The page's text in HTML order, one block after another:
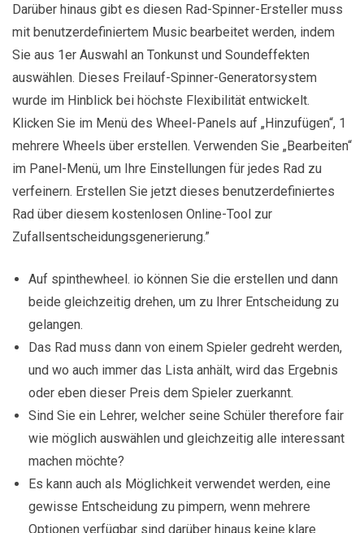
Darüber hinaus gibt es diesen Rad-Spinner-Ersteller muss
mit benutzerdefiniertem Music bearbeitet werden, indem
Sie aus 1er Auswahl an Tonkunst und Soundeffekten
auswählen. Dieses Freilauf-Spinner-Generatorsystem
wurde im Hinblick bei höchste Flexibilität entwickelt.
Klicken Sie im Menü des Wheel-Panels auf „Hinzufügen“, 1
mehrere Wheels über erstellen. Verwenden Sie „Bearbeiten“
im Panel-Menü, um Ihre Einstellungen für jedes Rad zu
verfeinern. Erstellen Sie jetzt dieses benutzerdefiniertes
Rad über diesem kostenlosen Online-Tool zur
Zufallsentscheidungsgenerierung.”
Auf spinthewheel. io können Sie die erstellen und dann
beide gleichzeitig drehen, um zu Ihrer Entscheidung zu
gelangen.
Das Rad muss dann von einem Spieler gedreht werden,
und wo auch immer das Lista anhält, wird das Ergebnis
oder eben dieser Preis dem Spieler zuerkannt.
Sind Sie ein Lehrer, welcher seine Schüler therefore fair
wie möglich auswählen und gleichzeitig alle interessant
machen möchte?
Es kann auch als Möglichkeit verwendet werden, eine
gewisse Entscheidung zu pimpern, wenn mehrere
Optionen verfügbar sind darüber hinaus keine klare